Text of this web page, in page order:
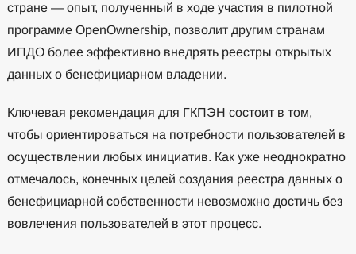
стране — опыт, полученный в ходе участия в пилотной
программе OpenOwnership, позволит другим странам
ИПДО более эффективно внедрять реестры открытых
данных о бенефициарном владении.
Ключевая рекомендация для ГКПЭН состоит в том,
чтобы ориентироваться на потребности пользователей в
осуществлении любых инициатив. Как уже неоднократно
отмечалось, конечных целей создания реестра данных о
бенефициарной собственности невозможно достичь без
вовлечения пользователей в этот процесс.